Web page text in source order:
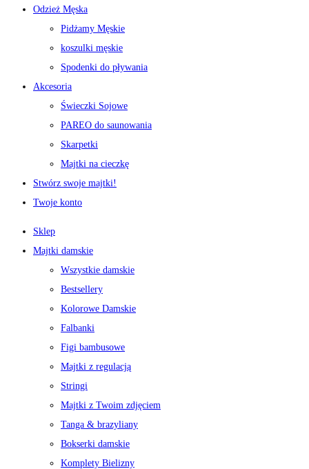
Odzież Męska
Pidżamy Męskie
koszulki męskie
Spodenki do pływania
Akcesoria
Świeczki Sojowe
PAREO do saunowania
Skarpetki
Majtki na cieczkę
Stwórz swoje majtki!
Twoje konto
Sklep
Majtki damskie
Wszystkie damskie
Bestsellery
Kolorowe Damskie
Falbanki
Figi bambusowe
Majtki z regulacją
Stringi
Majtki z Twoim zdjęciem
Tanga & brazyliany
Bokserki damskie
Komplety Bielizny